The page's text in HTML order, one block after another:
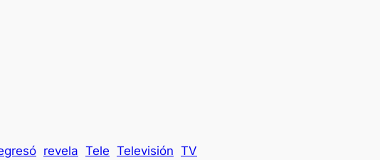
revela Tele Televisión TV